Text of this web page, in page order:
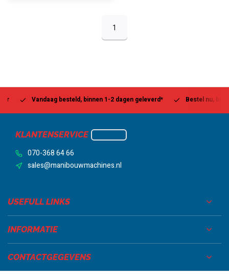
1
Vandaag besteld, binnen 1-2 dagen geleverd* Bestel nu, betaal
KLANTENSERVICE
070-368 64 66
sales@manibouwmachines.nl
USEFULL LINKS
INFORMATIE
CONTACTGEGEVENS